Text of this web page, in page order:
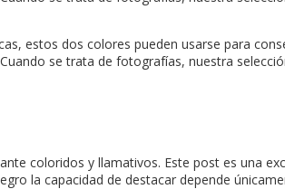
estos dos colores pueden usarse para
se trata de fotografías, nuestra
coloridos y llamativos. Este post es una
la capacidad de destacar depende